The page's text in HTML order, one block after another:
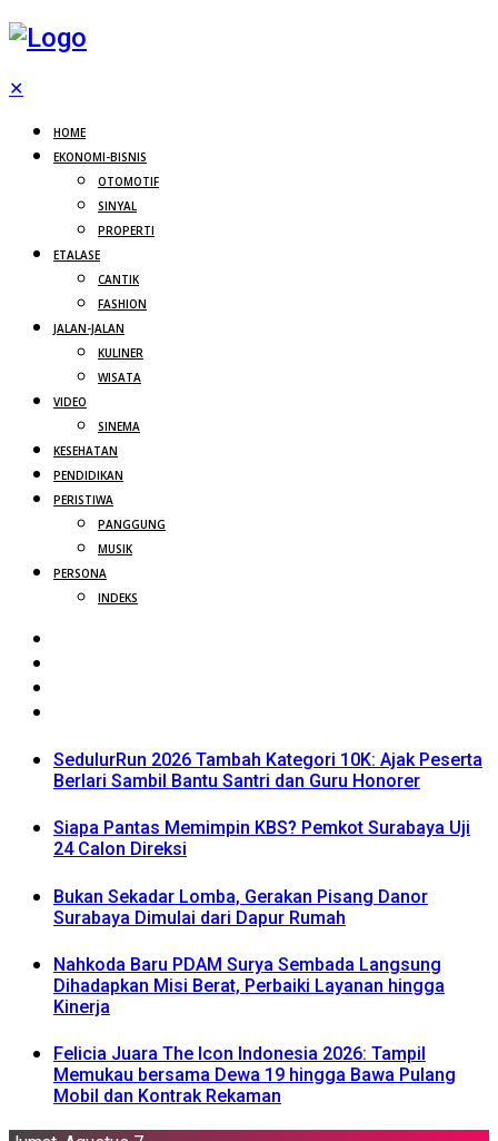
✕
HOME
EKONOMI-BISNIS
OTOMOTIF
SINYAL
PROPERTI
ETALASE
CANTIK
FASHION
JALAN-JALAN
KULINER
WISATA
VIDEO
SINEMA
KESEHATAN
PENDIDIKAN
PERISTIWA
PANGGUNG
MUSIK
PERSONA
INDEKS
SedulurRun 2026 Tambah Kategori 10K: Ajak Peserta
Berlari Sambil Bantu Santri dan Guru Honorer
Siapa Pantas Memimpin KBS? Pemkot Surabaya Uji
24 Calon Direksi
Bukan Sekadar Lomba, Gerakan Pisang Danor
Surabaya Dimulai dari Dapur Rumah
Nahkoda Baru PDAM Surya Sembada Langsung
Dihadapkan Misi Berat, Perbaiki Layanan hingga
Kinerja
Felicia Juara The Icon Indonesia 2026: Tampil
Memukau bersama Dewa 19 hingga Bawa Pulang
Mobil dan Kontrak Rekaman